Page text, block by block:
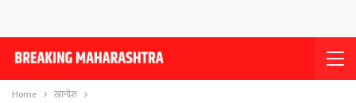
Home खान्देश